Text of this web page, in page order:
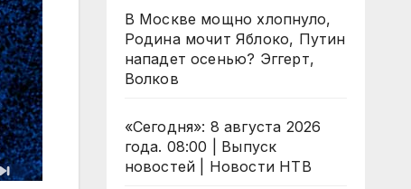
В Москве мощно хлопнуло,
Родина мочит Яблоко, Путин
нападет осенью? Эггерт,
Волков
«Сегодня»: 8 августа 2026
года. 08:00 | Выпуск
новостей | Новости НТВ